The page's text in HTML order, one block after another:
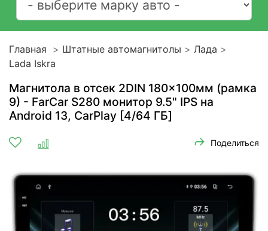
Главная Штатные автомагнитолы
Лада
Lada Iskra
Магнитола в отсек 2DIN 180x100мм (рамка
9) - FarCar S280 монитор 9.5" IPS на
Android 13, CarPlay [4/64 ГБ]
Поделиться